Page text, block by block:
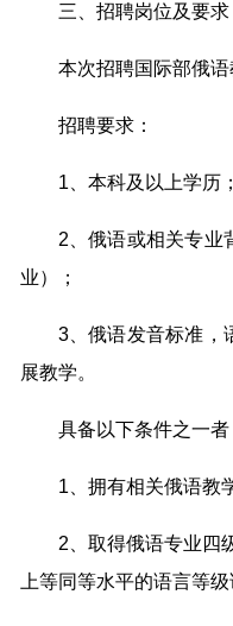
三、招聘岗位及要求
本次招聘国际部俄语
招聘要求：
1、本科及以上学历；
2、俄语或相关专业
业）；
3、俄语发音标准，
展教学。
具备以下条件之一者
1、拥有相关俄语教
2、取得俄语专业四
上等同等水平的语言等级